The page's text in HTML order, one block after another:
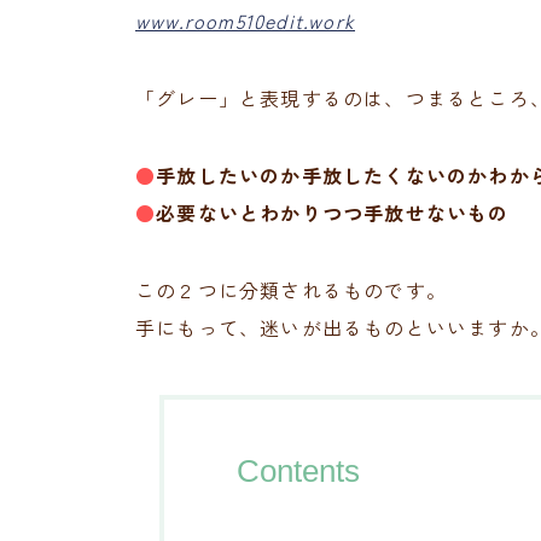
www.room510edit.work
「グレー」と表現するのは、つまるところ、
●手放したいのか手放したくないのかわか
●必要ないとわかりつつ手放せないもの
この２つに分類されるものです。
手にもって、迷いが出るものといいますか
Contents